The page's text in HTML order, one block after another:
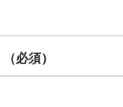
（必須）